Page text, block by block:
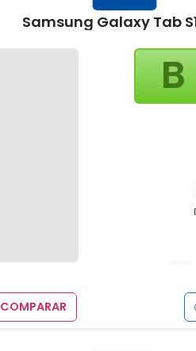
Samsung Galaxy Tab
B
COMPARAR